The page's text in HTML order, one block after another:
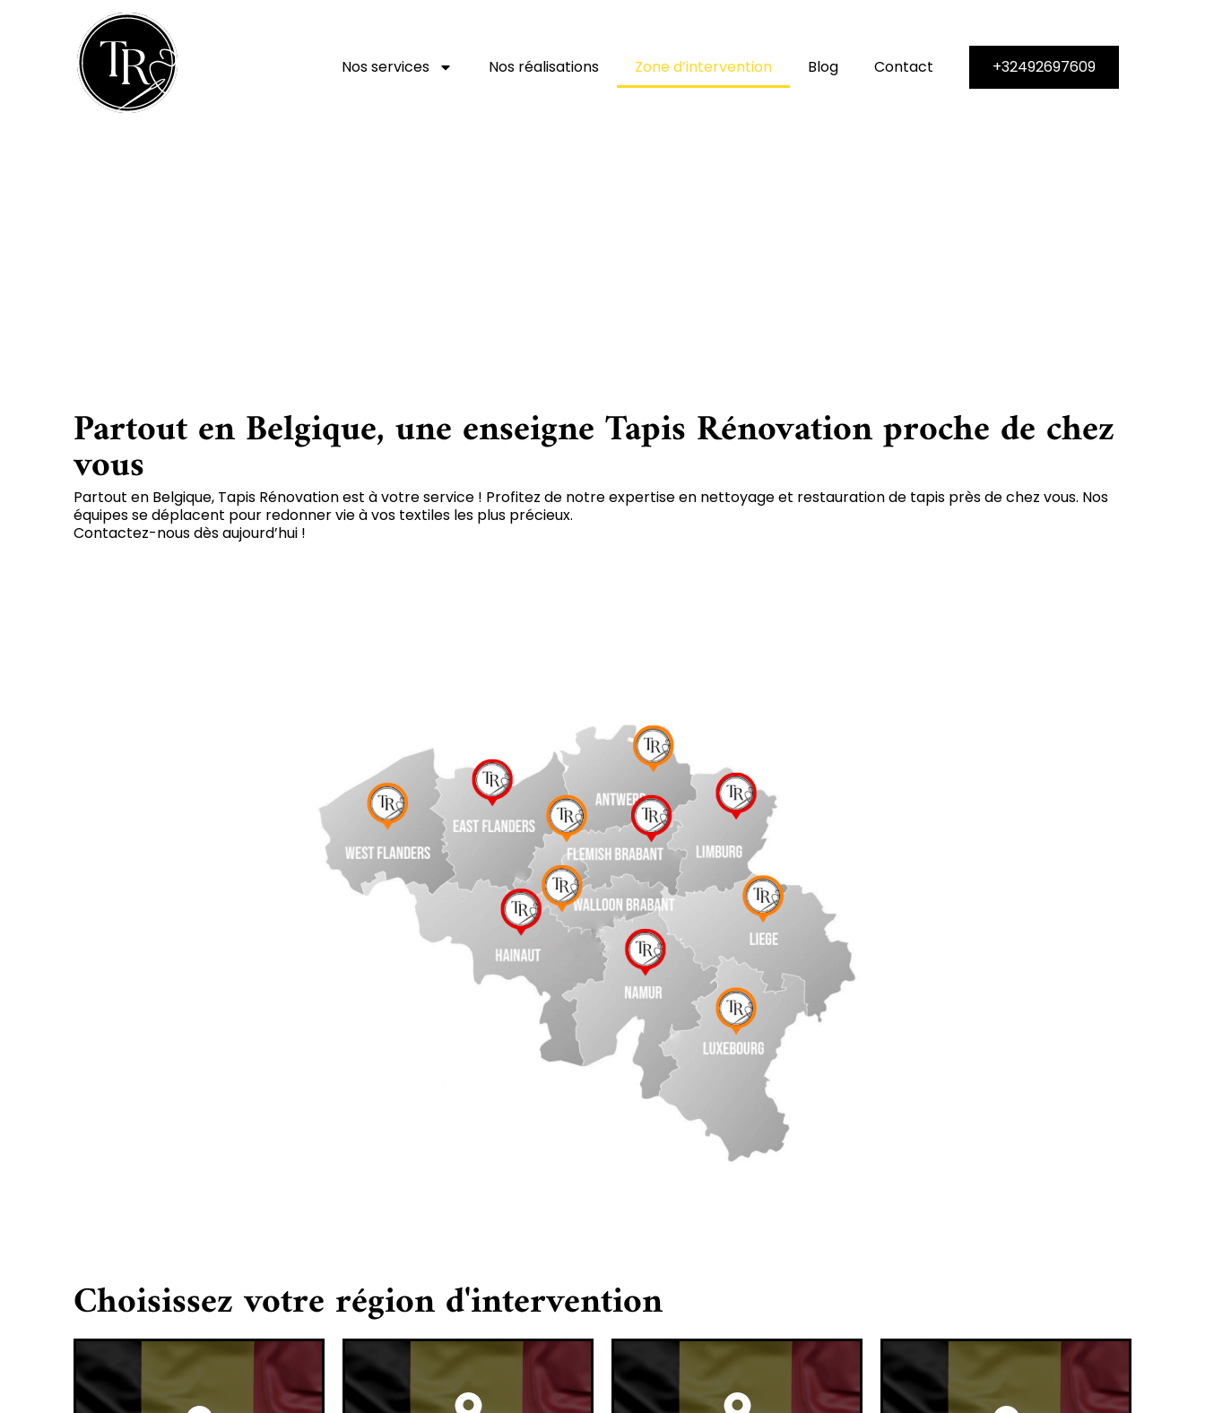
Nos services Nos réalisations Zone d’intervention Blog Contact +32492697609
Partout en Belgique, une enseigne Tapis Rénovation proche de chez
vous
Partout en Belgique, Tapis Rénovation est à votre service ! Profitez de notre expertise en nettoyage et restauration de tapis près de chez vous. Nos
équipes se déplacent pour redonner vie à vos textiles les plus précieux.
Contactez-nous dès aujourd’hui !
Choisissez votre région d'intervention